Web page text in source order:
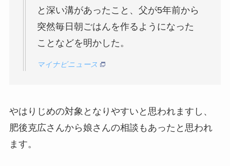
と深い溝があったこと、父が5年前から
突然毎日朝ごはんを作るようになった
ことなどを明かした。
マイナビニュース
やはりじめの対象となりやすいと思われますし、
肥後克広さんから娘さんの相談もあったと思われ
ます。